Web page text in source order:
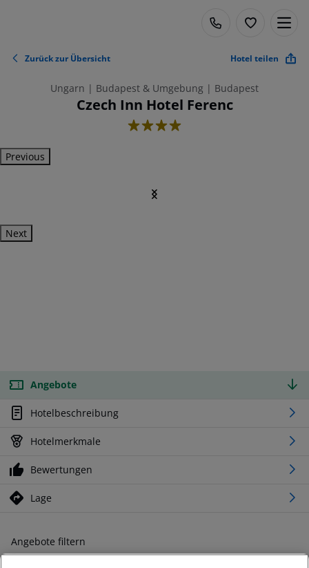
Zurück zur Übersicht Hotel teilen
Ungarn | Budapest & Umgebung | Budapest
Czech Inn Hotel Ferenc
4
Previous
Next
Angebote
Hotelbeschreibung
Hotelmerkmale
Bewertungen
Lage
Angebote filtern
Ändern Sie Ihre Kriterien nach Ihren Wünschen